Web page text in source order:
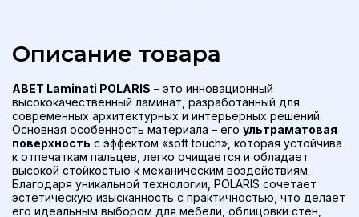
Описание товара
ABET Laminati POLARIS – это инновационный
высококачественный ламинат, разработанный для
современных архитектурных и интерьерных решений.
Основная особенность материала – его ультраматовая
поверхность с эффектом «soft touch», которая устойчива
к отпечаткам пальцев, легко очищается и обладает
высокой стойкостью к механическим воздействиям.
Благодаря уникальной технологии, POLARIS сочетает
эстетическую изысканность с практичностью, что делает
его идеальным выбором для мебели, облицовки стен,